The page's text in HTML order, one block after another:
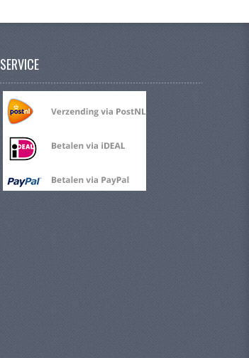
SERVICE